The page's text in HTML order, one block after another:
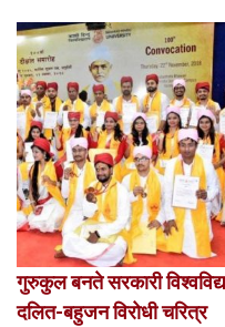
गुरुकुल बनते सरकारी
दलित-बहुजन विरोधी चरित्र